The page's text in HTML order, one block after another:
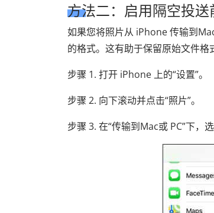
方法二：启用隔空投送
如果您将照片从 iPhone 传输到
的格式。这有助于保留原始文件格
步骤 1. 打开 iPhone 上的“设置”。
步骤 2. 向下滚动并点击“照片”。
步骤 3. 在“传输到Mac或 PC”下，